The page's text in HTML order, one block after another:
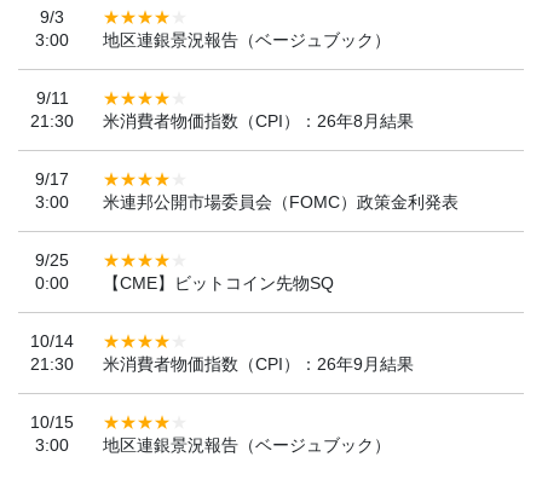
9/3
3:00
地区連銀景況報告（ベージュブック）
9/11
21:30
米消費者物価指数（CPI）：26年8月結果
9/17
3:00
米連邦公開市場委員会（FOMC）政策金利発表
9/25
0:00
【CME】ビットコイン先物SQ
10/14
21:30
米消費者物価指数（CPI）：26年9月結果
10/15
3:00
地区連銀景況報告（ベージュブック）